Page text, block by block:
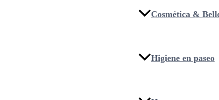
Cosmética &
Higiene en paseo